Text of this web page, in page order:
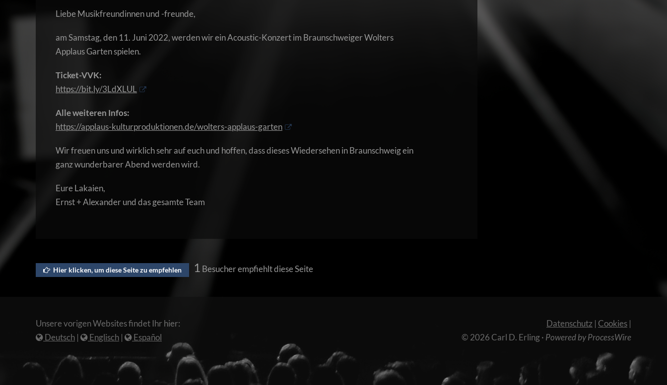
Liebe Musikfreundinnen und -freunde,
am Samstag, den 11. Juni 2022, werden wir ein Acoustic-Konzert im Braunschweiger Wolters
Applaus Garten spielen.
Ticket-VVK:
https://bit.ly/3LdXLUL
Alle weiteren Infos:
https://applaus-kulturproduktionen.de/wolters-applaus-garten
Wir freuen uns und wirklich sehr auf euch und hoffen, dass dieses Wiedersehen in Braunschweig ein
ganz wunderbarer Abend werden wird.
Eure Lakaien,
Ernst + Alexander und das gesamte Team
Hier klicken, um diese Seite zu empfehlen 1 Besucher empfiehlt diese Seite
Unsere vorigen Websites findet Ihr hier:
Deutsch | Englisch | Español
Datenschutz | Cookies |
© 2026 Carl D. Erling· Powered by ProcessWire